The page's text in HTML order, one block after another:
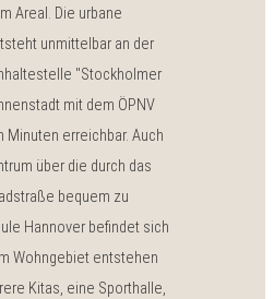
Areal. Die urbane
unmittelbar an der
"Stockholmer
mit dem ÖPNV
erreichbar. Auch
über die durch das
bequem zu
Hannover befindet sich
Wohngebiet entstehen
Kitas, eine Sporthalle,